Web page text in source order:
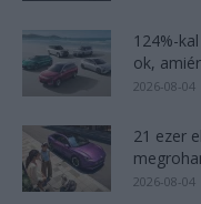
124%-
ok,
2026-08-04
21 ezer
2026-08-04